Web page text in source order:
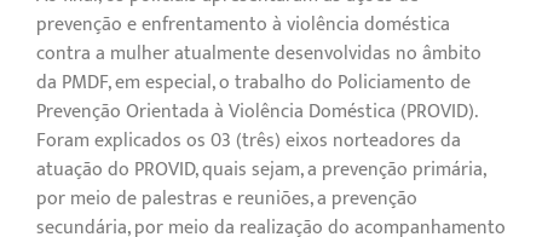
prevenção e enfrentamento à violência doméstica
contra a mulher atualmente desenvolvidas no âmbito
da PMDF, em especial, o trabalho do Policiamento de
Prevenção Orientada à Violência Doméstica (PROVID).
Foram explicados os 03 (três) eixos norteadores da
atuação do PROVID, quais sejam, a prevenção primária,
por meio de palestras e reuniões, a prevenção
secundária, por meio da realização do acompanhamento